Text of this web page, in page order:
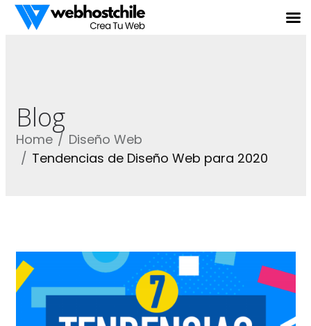
Blog
Home
Diseño Web
Tendencias de Diseño Web para 2020